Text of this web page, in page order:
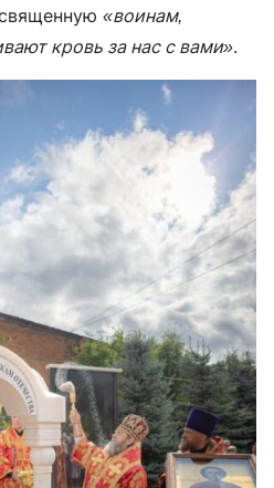
«воинам,
кровь за нас с вами».